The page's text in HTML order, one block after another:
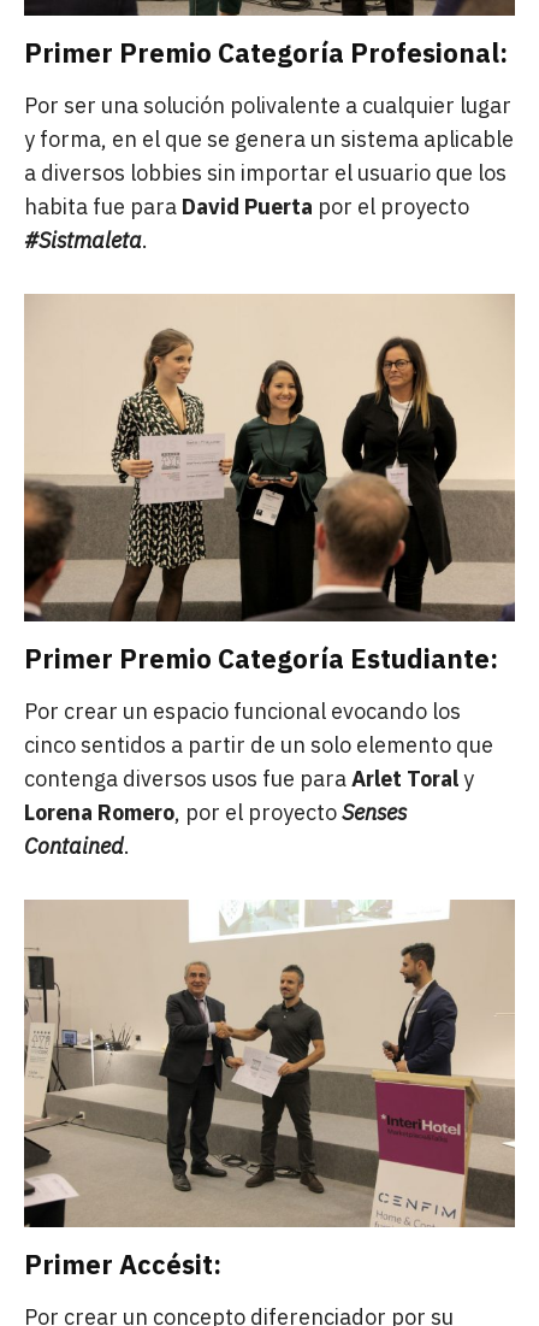
Primer Premio Categoría Profesional:
Por ser una solución polivalente a cualquier lugar
y forma, en el que se genera un sistema aplicable
a diversos lobbies sin importar el usuario que los
habita fue para David Puerta por el proyecto
#Sistmaleta.
Primer Premio Categoría Estudiante:
Por crear un espacio funcional evocando los
cinco sentidos a partir de un solo elemento que
contenga diversos usos fue paraArlet Toraly
Lorena Romero, por el proyectoSenses
Contained.
Primer Accésit:
Por crear un concepto diferenciador por su